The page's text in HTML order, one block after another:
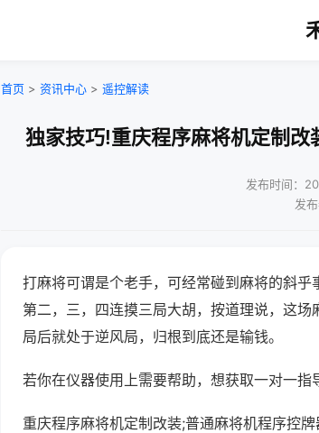
首页 > 资讯中心 > 遥控解读
独家技巧!重庆程序麻将机定制
发布时间：
发
打麻将可谓是个老手，可经常碰到麻将的斜乎
第二，三，四连摸三局大胡，按道理说，这
局后就处于逆风局，归根到底还是输钱。
若你在仪器使用上需要帮助，想获取一对一指
重庆程序麻将机定制改装;普通麻将机程序控